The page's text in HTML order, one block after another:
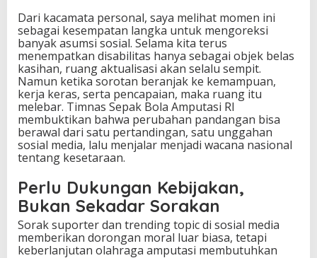
Dari kacamata personal, saya melihat momen ini
sebagai kesempatan langka untuk mengoreksi
banyak asumsi sosial. Selama kita terus
menempatkan disabilitas hanya sebagai objek belas
kasihan, ruang aktualisasi akan selalu sempit.
Namun ketika sorotan beranjak ke kemampuan,
kerja keras, serta pencapaian, maka ruang itu
melebar. Timnas Sepak Bola Amputasi RI
membuktikan bahwa perubahan pandangan bisa
berawal dari satu pertandingan, satu unggahan
sosial media, lalu menjalar menjadi wacana nasional
tentang kesetaraan.
Perlu Dukungan Kebijakan,
Bukan Sekadar Sorakan
Sorak suporter dan trending topic di sosial media
memberikan dorongan moral luar biasa, tetapi
keberlanjutan olahraga amputasi membutuhkan